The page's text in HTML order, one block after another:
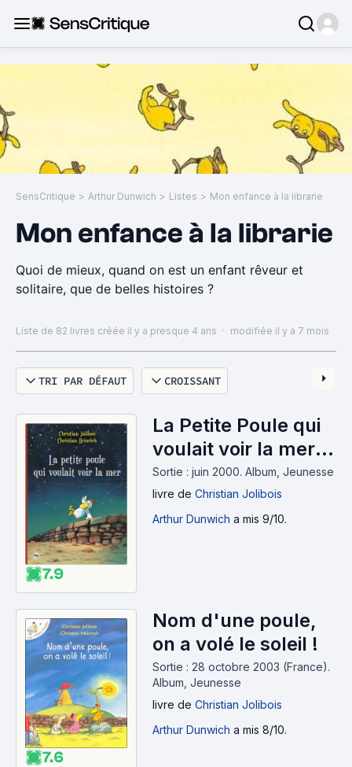
SensCritique > Arthur Dunwich > Listes > Mon enfance à la librarie
Mon enfance à la librarie
Quoi de mieux, quand on est un enfant rêveur et
solitaire, que de belles histoires ?
Liste de 82 livres créée il y a presque 4 ans · modifiée il y a 7 mois
TRI PAR DÉFAUT CROISSANT
7.9
La Petite Poule qui
voulait voir la mer
(2000)
Sortie : juin 2000. Album, Jeunesse
livre de Christian Jolibois
Arthur Dunwich a mis 9/10.
7.6
Nom d'une poule,
on a volé le soleil !
Sortie : 28 octobre 2003 (France).
Album, Jeunesse
livre de Christian Jolibois
Arthur Dunwich a mis 8/10.